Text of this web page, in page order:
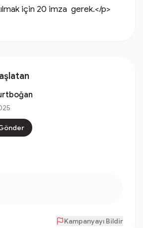
için 20 imza  gerek.</p>
Kampanyayı Bildir